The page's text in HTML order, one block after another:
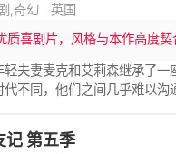
,奇幻 英国
质喜剧片，风格与本作高度契
轻夫妻麦克和艾莉森继承了
代不同，他们之间几乎难以
记 第五季